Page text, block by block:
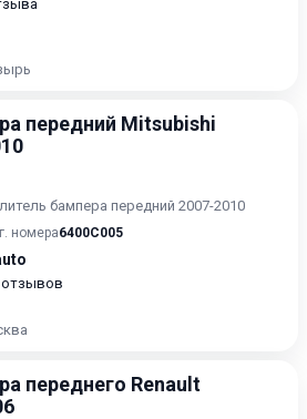
передний Mitsubishi
бампера передний 2007-2010
номера6400C005
отзывов
переднего Renault